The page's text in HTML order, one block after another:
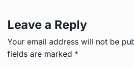
Leave a Reply
Your email address will not be
fields are marked *